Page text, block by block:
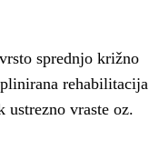
sprednjo križno
rehabilitacija
ustrezno vraste oz.